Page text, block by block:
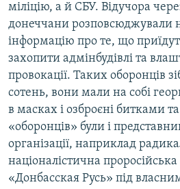
міліцію, а й СБУ. Відучора
донеччани розповсюджували
інформацію про те, що
захопити адмінбудівлі та
провокації. Таких оборонців
сотень, вони мали на собі
в масках і озброєні битками
«оборонців» були і
організації, наприклад
націоналістична проросійська
«Донбасская Русь» під